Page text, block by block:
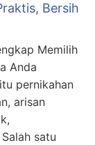
Bersih
Memilih
Anda
pernikahan
arisan
satu